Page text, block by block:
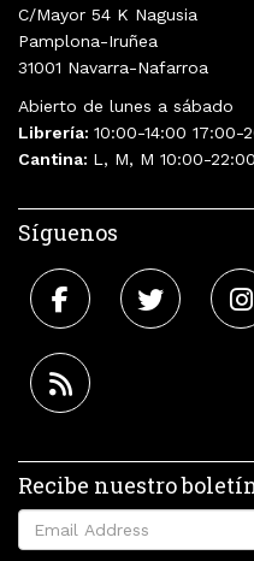
C/Mayor 54 K Nagusia
Pamplona-Iruñea
31001 Navarra-Nafarroa
Abierto de lunes a sábado
Librería: 10:00-14:00 17:00-
Cantina: L, M, M 10:00-
Síguenos
Recibe nuestro